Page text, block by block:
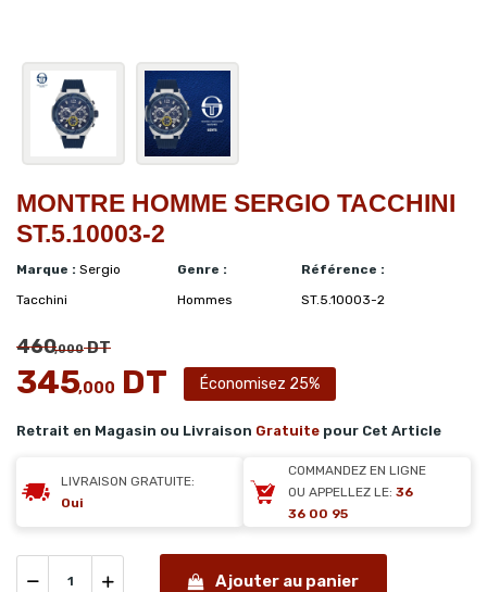
MONTRE HOMME SERGIO TACCHINI
ST.5.10003-2
Marque : Sergio
Tacchini
Genre :
Hommes
Référence :
ST.5.10003-2
460,000DT
345,000 DT Économisez 25%
Retrait en Magasin ou Livraison Gratuite pour Cet Article
LIVRAISON GRATUITE:
Oui
COMMANDEZ EN LIGNE
OU APPELLEZ LE: 36
36 00 95
Ajouter au panier